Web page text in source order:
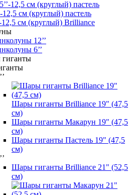
12,5 см (круглый) пастель
см (круглый) Brilliance
12’’
6’’
Шары гиганты Brilliance 19" (47,5
см)
Шары гиганты Макарун 19" (47,5
см)
Шары гиганты Пастель 19" (47,5
см)
Шары гиганты Brilliance 21" (52,5
см)